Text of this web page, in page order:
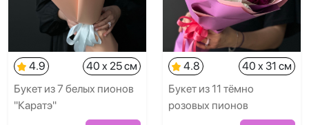
4.9
40 x 25 см
Букет из 7 белых пионов
"Каратэ"
4.8
40 x 31 см
Букет из 11 тёмно
розовых пионов